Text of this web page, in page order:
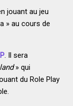
jouant au jeu
» au cours de
. Il sera
» qui
du Role Play